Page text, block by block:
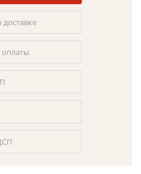
оплаты